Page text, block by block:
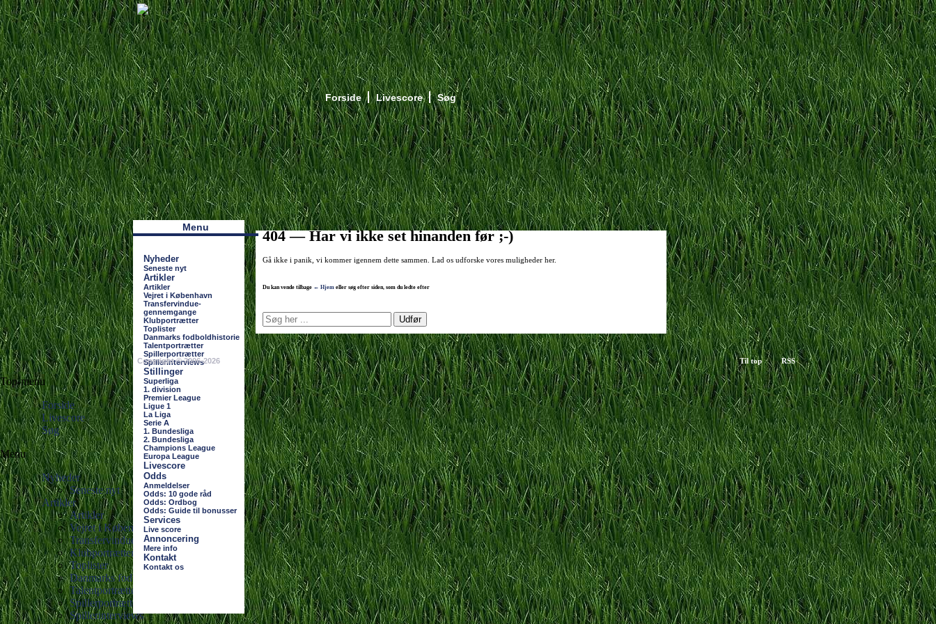
Forside Livescore Søg
Наши партнеры
лучшие займы
Menu
Nyheder
Seneste nyt
Artikler
Artikler
Vejret i København
Transfervindue-
gennemgange
Klubportrætter
Toplister
Danmarks fodboldhistorie
Talentportrætter
Spillerportrætter
Spillerinterviews
Stillinger
Superliga
1. division
Premier League
Ligue 1
La Liga
Serie A
1. Bundesliga
2. Bundesliga
Champions League
Europa League
Livescore
Odds
Anmeldelser
Odds: 10 gode råd
Odds: Ordbog
Odds: Guide til bonusser
Services
Live score
Annoncering
Mere info
Kontakt
Kontakt os
404 — Har vi ikke set hinanden før ;-)
Gå ikke i panik, vi kommer igennem dette sammen. Lad os udforske vores muligheder her.
Du kan vende tilbage ← Hjem eller søg efter siden, som du ledte efter
Copyright © 2006-2026 Til top RSS
Top-menu
Forside
Livescore
Søg
Menu
Nyheder
Seneste nyt
Artikler
Artikler
Vejret i København
Transfervindue-gennemgange
Klubportrætter
Toplister
Danmarks fodboldhistorie
Talentportrætter
Spillerportrætter
Spillerinterviews